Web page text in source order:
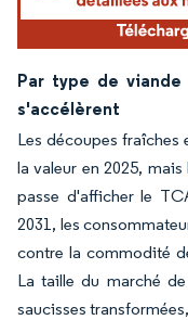
Par type de
s'accélèrent
Les découpes fraîches
la valeur en 2025,
passe d'afficher le
2031, les
contre la commodité
La taille du marché
saucisses